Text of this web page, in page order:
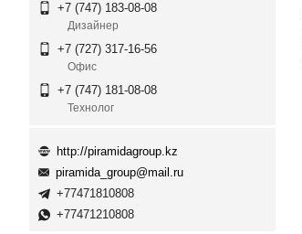
+7 (747) 183-08-08
Дизайнер
+7 (727) 317-16-56
Офис
+7 (747) 181-08-08
Технолог
http://piramidagroup.kz
piramida_group@mail.ru
+77471810808
+77471210808